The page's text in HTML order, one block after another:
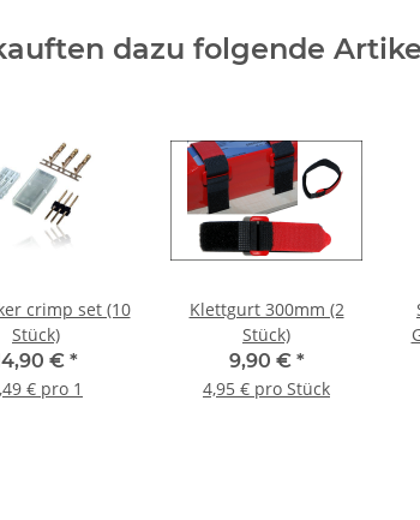
dazu folgende
crimp set (10
Stück)
€ *
€ pro 1
Klettgurt 300mm (2
Stück)
9,90 € *
4,95 € pro Stück